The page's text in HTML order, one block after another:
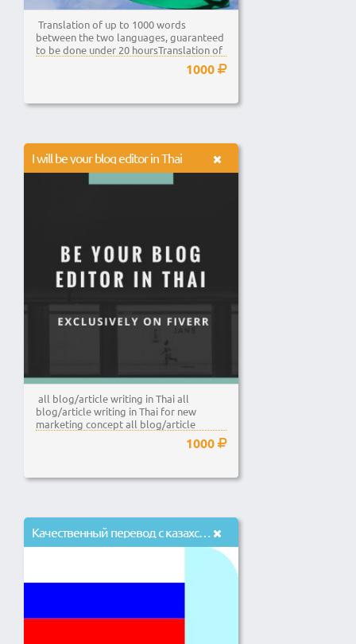
Translation of up to 1000 words
between the two languages, guaranteed
to be done under 20 hoursTranslation of
1000
I will be your blog editor in Thai
all blog/article writing in Thai all
blog/article writing in Thai for new
marketing concept all blog/article
1000
Качественный перевод с казахского на русский и наоборот.